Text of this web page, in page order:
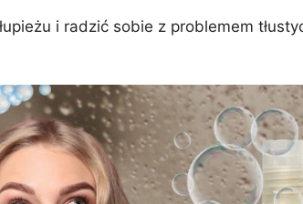
i radzić sobie z problemem